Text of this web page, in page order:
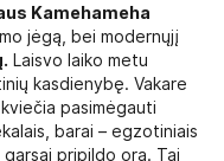
Kamehameha
jėgą, bei modernųjį
Laisvo laiko metu
kasdienybę. Vakare
pasimėgauti
barai – egzotiniais
pripildo orą. Tai